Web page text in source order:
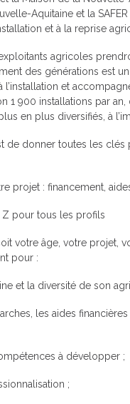
Aquitaine et la
et à la reprise
agricoles
des générations est
et
1 900 installations par
en plus diversifiés, à
de donner toutes les
projet : financement,
Z pour tous les profils
votre âge, votre projet,
pour :
et la diversité de son
les aides
à développer ;
;